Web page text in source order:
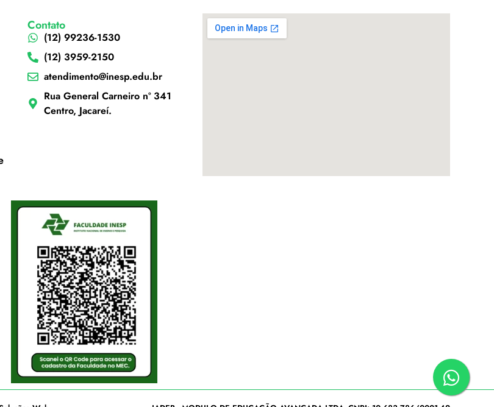
Contato
(12) 99236-1530
(12) 3959-2150
atendimento@inesp.edu.br
Rua General Carneiro nº 341
Centro, Jacareí.